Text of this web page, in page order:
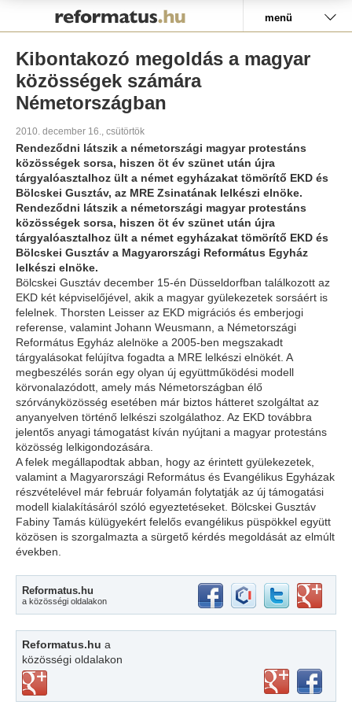
menü
Kibontakozó megoldás a magyar
közösségek számára
Németországban
2010. december 16., csütörtök
Rendeződni látszik a németországi magyar protestáns
közösségek sorsa, hiszen öt év szünet után újra
tárgyalóasztalhoz ült a német egyházakat tömörítő EKD és
Bölcskei Gusztáv, az MRE Zsinatának lelkészi elnöke.
Rendeződni látszik a németországi magyar protestáns
közösségek sorsa, hiszen öt év szünet után újra
tárgyalóasztalhoz ült a német egyházakat tömörítő EKD és
Bölcskei Gusztáv a Magyarországi Református Egyház
lelkészi elnöke.
Bölcskei Gusztáv december 15-én Düsseldorfban találkozott az
EKD két képviselőjével, akik a magyar gyülekezetek sorsáért is
felelnek. Thorsten Leisser az EKD migrációs és emberjogi
referense, valamint Johann Weusmann, a Németországi
Református Egyház alelnöke a 2005-ben megszakadt
tárgyalásokat felújítva fogadta a MRE lelkészi elnökét. A
megbeszélés során egy olyan új együttműködési modell
körvonalazódott, amely más Németországban élő
szórványközösség esetében már biztos hátteret szolgáltat az
anyanyelven történő lelkészi szolgálathoz. Az EKD továbbra
jelentős anyagi támogatást kíván nyújtani a magyar protestáns
közösség lelkigondozására.
A felek megállapodtak abban, hogy az érintett gyülekezetek,
valamint a Magyarországi Református és Evangélikus Egyházak
részvételével már február folyamán folytatják az új támogatási
modell kialakításáról szóló egyeztetéseket. Bölcskei Gusztáv
Fabiny Tamás külügyekért felelős evangélikus püspökkel együtt
közösen is szorgalmazta a sürgető kérdés megoldását az elmúlt
években.
Reformatus.hu
a közösségi oldalakon
Reformatus.hu a
közösségi oldalakon